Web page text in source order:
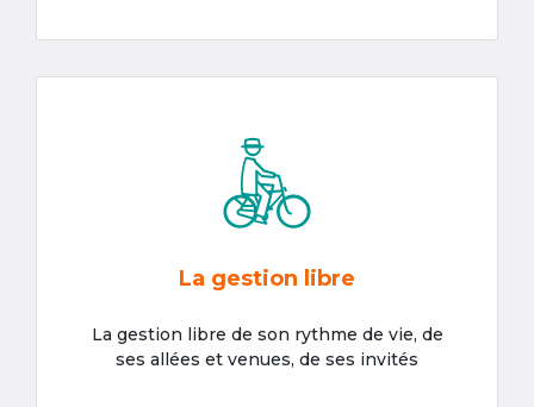
La gestion libre
La gestion libre de son rythme de vie, de
ses allées et venues, de ses invités